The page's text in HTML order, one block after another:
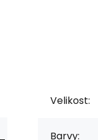
Velikost:
Barvy: